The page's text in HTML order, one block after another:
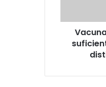
vacunas
distintas
contra